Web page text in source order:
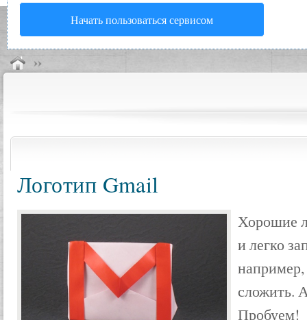
Начать пользоваться сервисом
Логотип Gmail
Хорошие
и легко
сложить.
Пробуем!